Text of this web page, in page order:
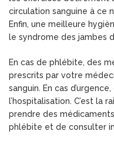
circulation sanguine à ce
Enfin, une meilleure
le syndrome des jambes
En cas de phlébite, des
prescrits par votre
sanguin. En cas
l’hospitalisation. C’est la
prendre des
phlébite et de consulter